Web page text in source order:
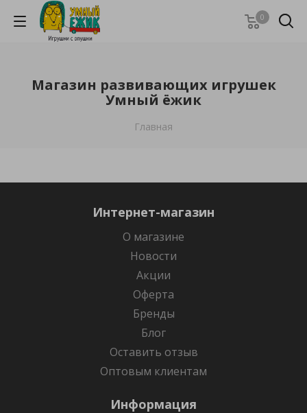
0
Магазин развивающих игрушек
Умный ёжик
Главная
Интернет-магазин
О магазине
Новости
Акции
Оферта
Бренды
Блог
Оставить отзыв
Оптовым клиентам
Информация